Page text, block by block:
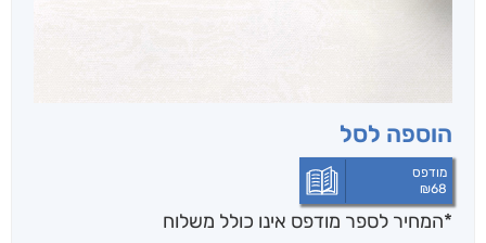
הוספה לסל
מודפס
₪68
*המחיר לספר מודפס אינו כולל משלוח